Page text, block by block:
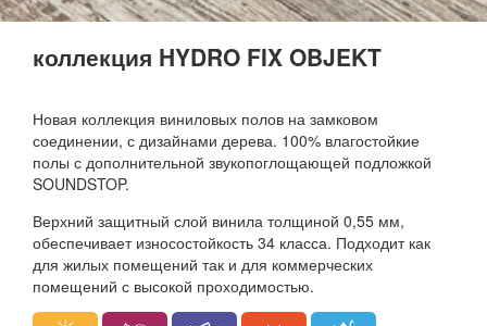
коллекция HYDRO FIX OBJEKT
Новая коллекция виниловых полов на замковом
соединении, с дизайнами дерева. 100% влагостойкие
полы с дополнительной звукопоглощающей подложкой
SOUNDSTOP.
Верхний защитный слой винила толщиной 0,55 мм,
обеспечивает износостойкость 34 класса. Подходит как
для жилых помещений так и для коммерческих
помещений с высокой проходимостью.